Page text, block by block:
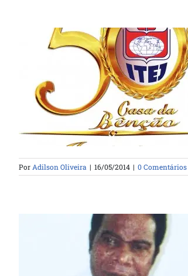
Convenção do Jubileu
Por Adilson Oliveira | 16/05/2014 | 0 Comentários